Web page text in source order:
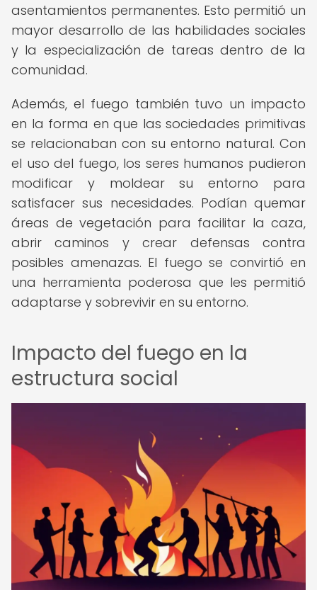
asentamientos permanentes. Esto permitió un
mayor desarrollo de las habilidades sociales
y la especialización de tareas dentro de la
comunidad.
Además, el fuego también tuvo un impacto
en la forma en que las sociedades primitivas
se relacionaban con su entorno natural. Con
el uso del fuego, los seres humanos pudieron
modificar y moldear su entorno para
satisfacer sus necesidades. Podían quemar
áreas de vegetación para facilitar la caza,
abrir caminos y crear defensas contra
posibles amenazas. El fuego se convirtió en
una herramienta poderosa que les permitió
adaptarse y sobrevivir en su entorno.
Impacto del fuego en la
estructura social